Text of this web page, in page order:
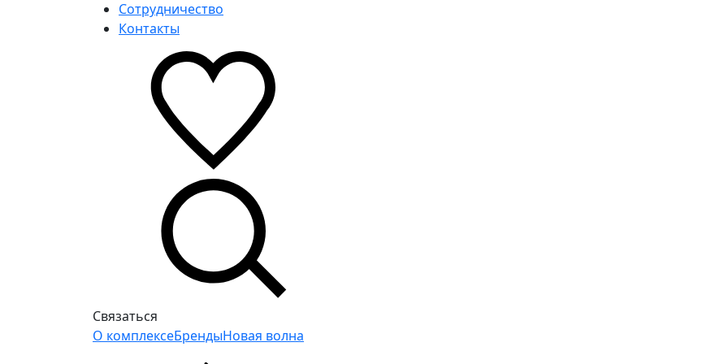
Сотрудничество
Контакты
Связаться
О комплексеБрендыНовая волна